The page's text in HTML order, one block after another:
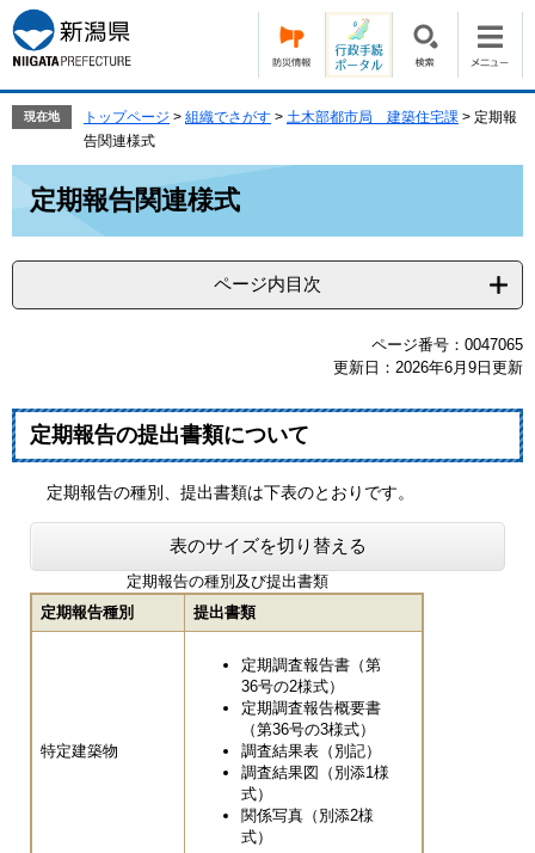
ー
ジ
の
で
す。
ニ
ュ
ー
ば
本
文
現在地 トップページ > 組織でさがす > 土木部都市局 建築住宅課 > 定期報
告関連様式
定期報告関連様式
ページ内目次
ページ番号：0047065
更新日：2026年6月9日更新
定期報告の提出書類について
定期報告の種別、提出書類は下表のとおりです。
表のサイズを切り替える
定期報告の種別及び提出書類
定期報告種別
提出書類
特定建築物
定期調査報告書（第
36号の2様式）
定期調査報告概要書
（第36号の3様式）
調査結果表（別記）
調査結果図（別添1様
式）
関係写真（別添2様
式）